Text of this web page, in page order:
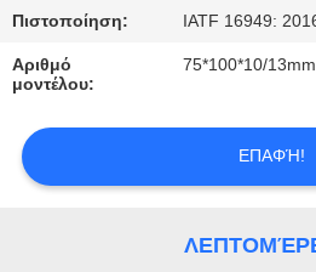
ΕΙΔΉΣΕΙΣ
ΠΕΡΙΠΤΏΣΕΙΣ
Πιστοποίηση: IATF 16949:
Αριθμό
μοντέλου:
75*100*10/
ΕΠΑΦΉ!